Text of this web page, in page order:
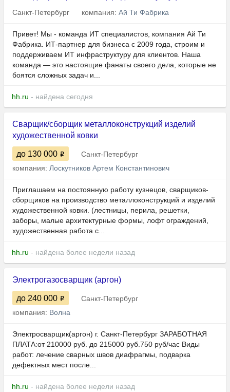
Санкт-Петербург компания: Ай Ти Фабрика
Привет! Мы - команда ИТ специалистов, компания Ай Ти
Фабрика. ИТ-партнер для бизнеса с 2009 года, строим и
поддерживаем ИТ инфраструктуру для клиентов. Наша
команда — это настоящие фанаты своего дела, которые не
боятся сложных задач и...
hh.ru - найдена сегодня
Сварщик/сборщик металлоконструкций изделий
художественной ковки
до 130 000
Санкт-Петербург
компания: Лоскутников Артем Константинович
Приглашаем на постоянную работу кузнецов, сварщиков-
сборщиков на производство металлоконструкций и изделий
художественной ковки. (лестницы, перила, решетки,
заборы, малые архитектурные формы, лофт ограждений,
художественная работа с...
hh.ru - найдена более недели назад
Электрогазосварщик (аргон)
до 240 000
Санкт-Петербург
компания: Волна
Электросварщик(аргон) г. Санкт-Петербург ЗАРАБОТНАЯ
ПЛАТА:от 210000 руб. до 215000 руб.750 руб/час Виды
работ: лечение сварных швов диафрагмы, подварка
дефектных мест после...
hh.ru - найдена более недели назад